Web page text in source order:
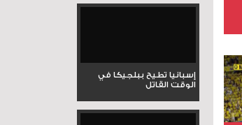
إسبانيا تطيح ببلجيكا في
الوقت القاتل